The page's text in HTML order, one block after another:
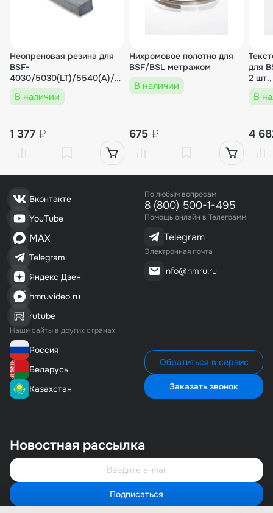
Неопреновая резина для
BSF-
4030/5030(LT)/5540(А)/7060,
BSL (метражом)
В наличии
1 377 ₽
Нихромовое полотно для
BSF/BSL метражом
В наличии
675 ₽
для
В
4
Вконтакте
YouTube
MAX
Telegram
Яндекс Дзен
hmruvideo.ru
rutube
Наши сайты в других странах
Россия
Беларусь
Казахстан
По любым вопросам
8 (800) 500-1-495
Помощь онлайн в Телеграмм
Telegram
Электронная почта
info@hmru.ru
Обратиться в сервис
Заказать звонок
Новостная рассылка
Подписаться
Свяжитесь с нами
Мы онлайн и готовы помочь